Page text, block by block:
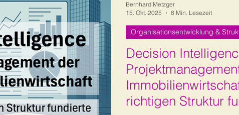
Decision
richtigen Struktur
Organisationsentwicklung &
Bernhard Metzger
15. Okt. 2025
8 Min. Lesezeit